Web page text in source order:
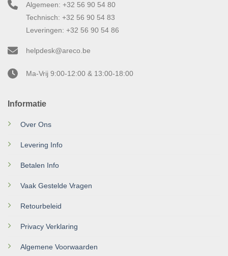
Informatie
Over Ons
Levering Info
Betalen Info
Vaak Gestelde Vragen
Retourbeleid
Privacy Verklaring
Algemene Voorwaarden
Algemeen: +32 56 90 54 80
Technisch: +32 56 90 54 83
Leveringen: +32 56 90 54 86
helpdesk@areco.be
Ma-Vrij 9:00-12:00 & 13:00-18:00